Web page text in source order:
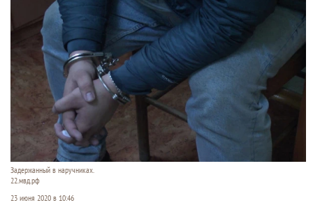
Задержанный в наручниках.
22.мвд.рф
23 июня 2020 в 10:46